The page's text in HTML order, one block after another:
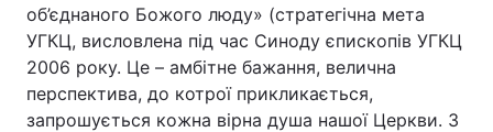
об’єднаного Божого люду» (стратегічна мета
УГКЦ, висловлена під час Синоду єпископів УГКЦ
2006 року. Це – амбітне бажання, велична
перспектива, до котрої прикликається,
запрошується кожна вірна душа нашої Церкви. З